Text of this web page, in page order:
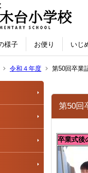
様子 お便り いじ
令和４年度 第50回卒業
第50回
卒業式後